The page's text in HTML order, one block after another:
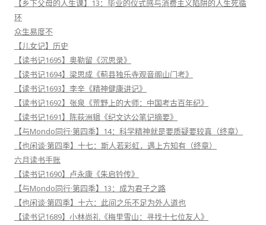
【乡下父母的人生课】13：毕业的仪式感与消费主义陷阱的人生死循
环
众生易度不
【儿女记】历史
【读书记1695】奥勒留《沉思录》
【读书记1694】梁思成《蓟县独乐寺观音阁山门考》
【读书记1693】李辛《精神健康讲记》
【读书记1692】张泉《荒野上的大师：中国考古百年纪》
【读书记1691】陈荻洲辑《纪文达公笔记摘要》
【与Mondo同行·第四季】14：科学精神就是要质疑要较真（终章）
【也闲谈·第四季】十七：斯人若彩虹，遇上方知有（终章）
六月读书手账
【读书记1690】卢永康《朱启钤传》
【与Mondo同行·第四季】13：成为君子之路
【也闲谈·第四季】十六：此间之乐不足为外人道也
【读书记1689】小林尚礼《梅里雪山：寻找十七位友人》